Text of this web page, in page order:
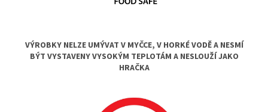
VÝROBKY NELZE UMÝVAT V MYČCE, V HORKÉ VODĚ A NESMÍ
BÝT VYSTAVENY VYSOKÝM TEPLOTÁM A NESLOUŽÍ JAKO
HRAČKA